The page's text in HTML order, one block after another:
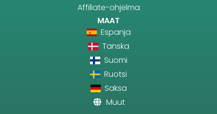
Affiliate-ohjelma
MAAT
Espanja
Tanska
Suomi
Ruotsi
Saksa
Muut